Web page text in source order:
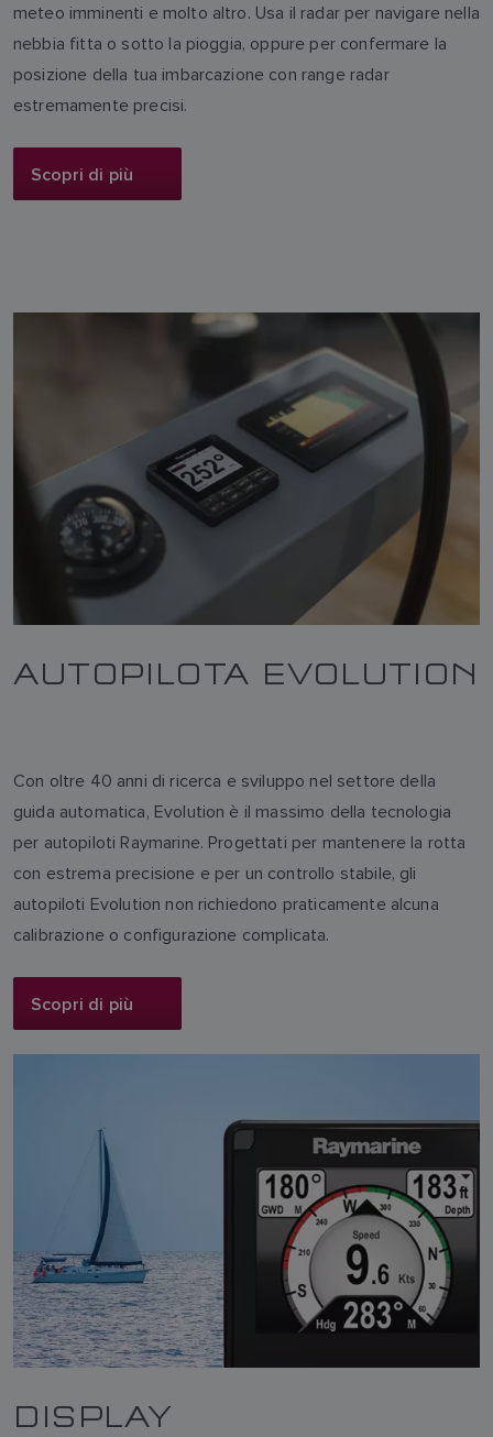
meteo imminenti e molto altro. Usa il radar per navigare nella
nebbia fitta o sotto la pioggia, oppure per confermare la
posizione della tua imbarcazione con range radar
estremamente precisi.
Scopri di più
AUTOPILOTA EVOLUTION
Con oltre 40 anni di ricerca e sviluppo nel settore della
guida automatica, Evolution è il massimo della tecnologia
per autopiloti Raymarine. Progettati per mantenere la rotta
con estrema precisione e per un controllo stabile, gli
autopiloti Evolution non richiedono praticamente alcuna
calibrazione o configurazione complicata.
Scopri di più
DISPLAY